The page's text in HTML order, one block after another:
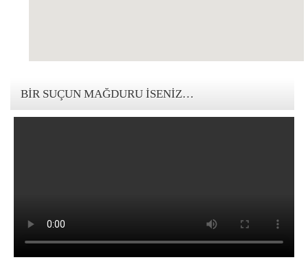
BIR SUÇUN MAĞDURU İSENIZ…